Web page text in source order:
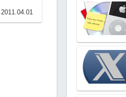
2011.04.01